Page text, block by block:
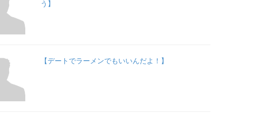
う】
【デートでラーメンでもいいんだよ！】